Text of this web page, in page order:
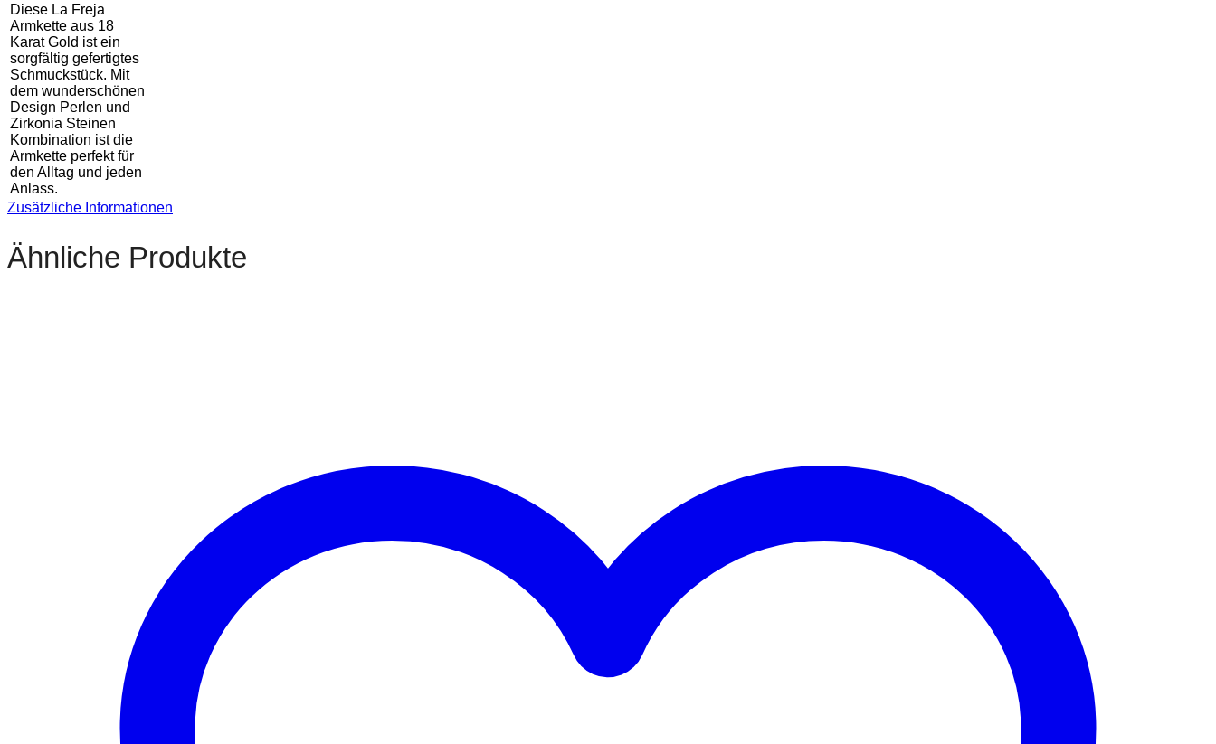
Diese La Freja
Armkette aus 18
Karat Gold ist ein
sorgfältig gefertigtes
Schmuckstück. Mit
dem wunderschönen
Design Perlen und
Zirkonia Steinen
Kombination ist die
Armkette perfekt für
den Alltag und jeden
Anlass.
Zusätzliche Informationen
Ähnliche Produkte